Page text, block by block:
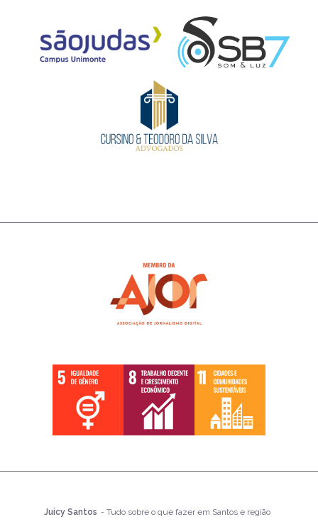
Juicy Santos - Tudo sobre o que fazer em Santos e região